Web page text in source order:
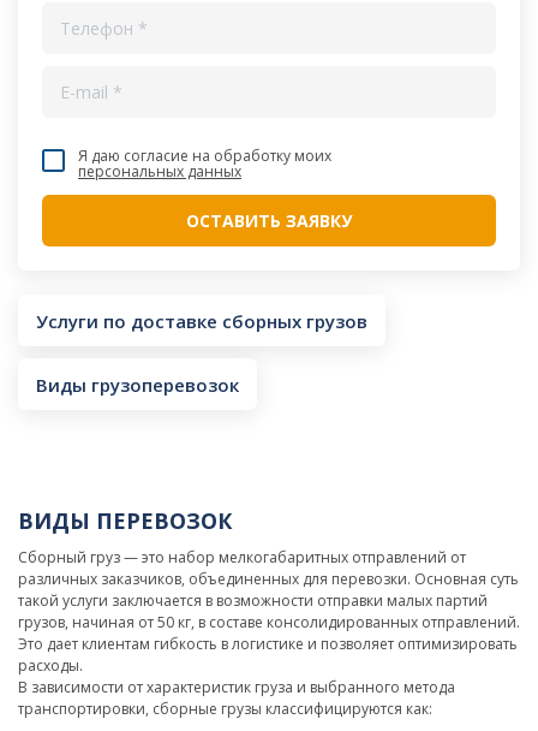
Я даю согласие на обработку моих
персональных данных
Услуги по доставке сборных грузов
Виды грузоперевозок
ВИДЫ ПЕРЕВОЗОК
Сборный груз — это набор мелкогабаритных отправлений от
различных заказчиков, объединенных для перевозки. Основная суть
такой услуги заключается в возможности отправки малых партий
грузов, начиная от 50 кг, в составе консолидированных отправлений.
Это дает клиентам гибкость в логистике и позволяет оптимизировать
расходы.
В зависимости от характеристик груза и выбранного метода
транспортировки, сборные грузы классифицируются как: